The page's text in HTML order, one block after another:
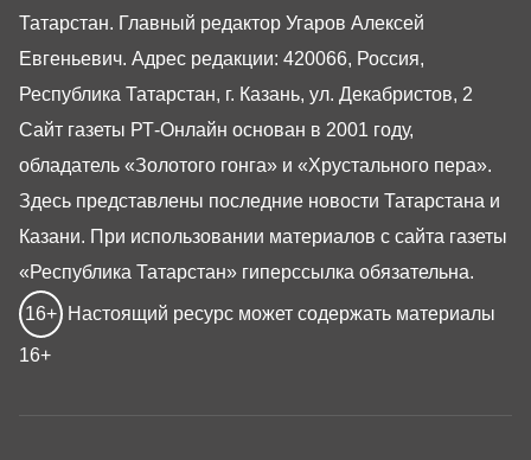
Татарстан. Главный редактор Угаров Алексей
Евгеньевич. Адрес редакции: 420066, Россия,
Республика Татарстан, г. Казань, ул. Декабристов, 2
Сайт газеты РТ-Онлайн основан в 2001 году,
обладатель «Золотого гонга» и «Хрустального пера».
Здесь представлены последние новости Татарстана и
Казани. При использовании материалов с сайта газеты
«Республика Татарстан» гиперссылка обязательна.
16+ Настоящий ресурс может содержать материалы
16+